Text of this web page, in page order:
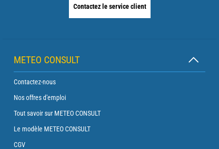
Contactez le service client
METEO CONSULT
Contactez-nous
Nos offres d'emploi
Tout savoir sur METEO CONSULT
Le modèle METEO CONSULT
CGV